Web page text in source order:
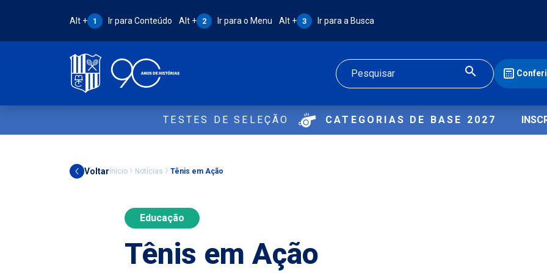
Atalho Alt + 1:
Alt + 1 Ir para Conteúdo Atalho Alt + 2:
Alt + 2 Ir para o Menu Atalho Alt + 3:
Alt + 3 Ir para a Busca
Buscar
TESTES DE SELEÇÃO CATEGORIAS DE BASE 2027
Voltar Início Notícias Tênis em Ação
Educação
Tênis em Ação